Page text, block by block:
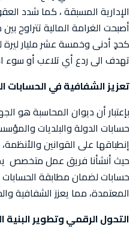
الإدارية المسبقة ، كما شدد
أصبحت الغرامة المالية تتراوح بين
كحدٍ أدنى وخمسة عشر مليار
تهدف الى ردع أي تلاعب أو سوء
تعزيز الشفافية في الحسابات
بإعتبار أن ديوان المحاسبة هو
حسابات الدولة والبلديات
إنطباقها على القوانين
حيث أنشأنا فريق عمل متخصص
حسابات لضمان مطابقة الحسابات
المعتمدة، مما يعزز الشفافية
التحول الرقمي وتطوير البنية